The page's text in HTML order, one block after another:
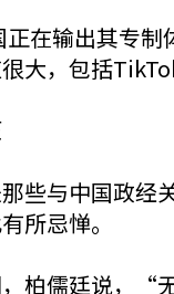
在输出其专
大，包括
些与中国政经
所忌惮。
柏儒廷说，